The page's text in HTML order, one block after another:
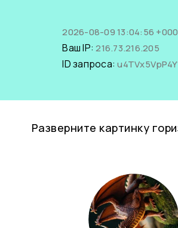
2026-08-09 13:04:56
Ваш IP:216.73.216.205
ID запроса:
Разверните картинку